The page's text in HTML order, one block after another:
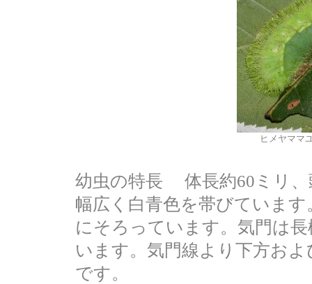
ヒメヤママ
幼虫の特長 体長約60ミリ、
幅広く白青色を帯びていま
にそろっています。気門は
います。気門線より下方お
です。